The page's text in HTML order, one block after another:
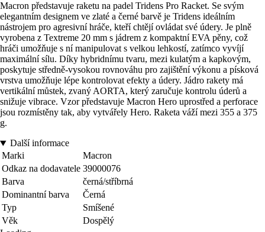
Macron představuje raketu na padel Tridens Pro Racket. Se svým
elegantním designem ve zlaté a černé barvě je Tridens ideálním
nástrojem pro agresivní hráče, kteří chtějí ovládat své údery. Je plně
vyrobena z Textreme 20 mm s jádrem z kompaktní EVA pěny, což
hráči umožňuje s ní manipulovat s velkou lehkostí, zatímco vyvíjí
maximální sílu. Díky hybridnímu tvaru, mezi kulatým a kapkovým,
poskytuje středně-vysokou rovnováhu pro zajištění výkonu a písková
vrstva umožňuje lépe kontrolovat efekty a údery. Jádro rakety má
vertikální můstek, zvaný AORTA, který zaručuje kontrolu úderů a
snižuje vibrace. Vzor představuje Macron Hero uprostřed a perforace
jsou rozmístěny tak, aby vytvářely Hero. Raketa váží mezi 355 a 375
g.
Další informace
Marki
Macron
Odkaz na dodavatele 39000076
Barva
černá/stříbrná
Dominantní barva
Černá
Typ
Smíšené
Věk
Dospělý